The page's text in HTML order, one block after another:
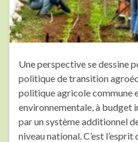
Une perspective se dessine
politique de transition
politique agricole commune
environnementale, à budget
par un système additionnel
niveau national. C’est